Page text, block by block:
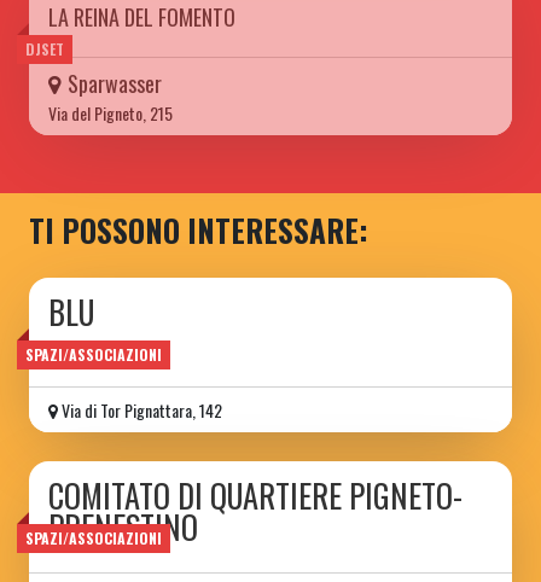
DJSET
LA REINA DEL FOMENTO
Sparwasser
Via del Pigneto, 215
TI POSSONO INTERESSARE:
SPAZI/ASSOCIAZIONI
BLU
Spazio delle Arti
Via di Tor Pignattara, 142
SPAZI/ASSOCIAZIONI
COMITATO DI QUARTIERE PIGNETO-
PRENESTINO